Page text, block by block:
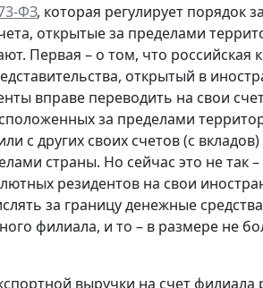
ФЗ, которая регулирует порядок
открытые за пределами
Первая – о том, что российская
открытый в
вправе переводить на свои
за пределами
с других своих счетов (с
страны. Но сейчас это не так
резидентов на свои
за границу денежные
филиала, и то – в размере не
выручки на счет филиала